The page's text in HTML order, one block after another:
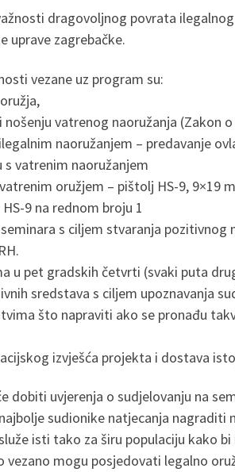
dragovoljnog povrata
uprave zagrebačke.
vezane uz program su:
vatrenog naoružanja (Zakon
naoružanjem – predavanje
vatrenim naoružanjem
oružjem – pištolj HS-9, 9×19
9 na rednom broju 1
s ciljem stvaranja
u pet gradskih četvrti (svaki puta
sredstava s ciljem upoznavanja
što napraviti ako se pronađu
izvješća projekta i dostava
dobiti uvjerenja o sudjelovanju na
sudionike natjecanja
isti tako za širu populaciju kako
mogu posjedovati legalno